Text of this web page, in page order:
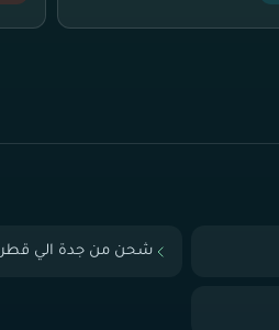
شحن من جدة الي قطر